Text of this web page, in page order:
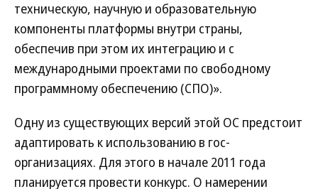
техническую, научную и образовательную
компоненты платформы внутри страны,
обеспечив при этом их интеграцию и с
международными проектами по свободному
программному обеспечению (СПО)».
Одну из существующих версий этой ОС предстоит
адаптировать к использованию в гос-
организациях. Для этого в начале 2011 года
планируется провести конкурс. О намерении